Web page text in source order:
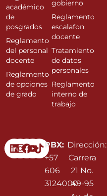
Linkedin
Instagram
Facebook
Youtube
PBX:
+57
606
3124000
Dirección:
Carrera
21 No.
49-95
académico
de
posgrados
Reglamento
del personal
docente
Reglamento
de opciones
de grado
gobierno
Reglamento
escalafon
docente
Tratamiento
de datos
personales
Reglamento
interno de
trabajo